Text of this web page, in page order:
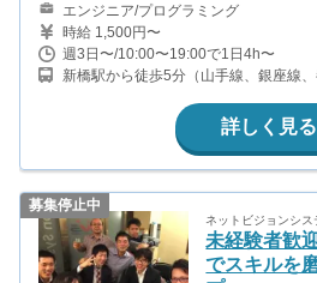
エンジニア/プログラミング
時給 1,500円〜
週3日〜/10:00〜19:00で1日4h〜
新橋駅から徒歩5分（山手線、銀座線
詳しく見る
募集停止中
ネットビジョンシ
未経験者歓
でスキルを